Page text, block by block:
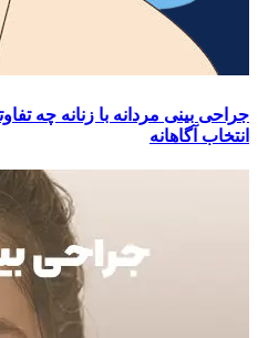
جراحی بینی مردانه با زنانه چه
انتخاب آگاهانه